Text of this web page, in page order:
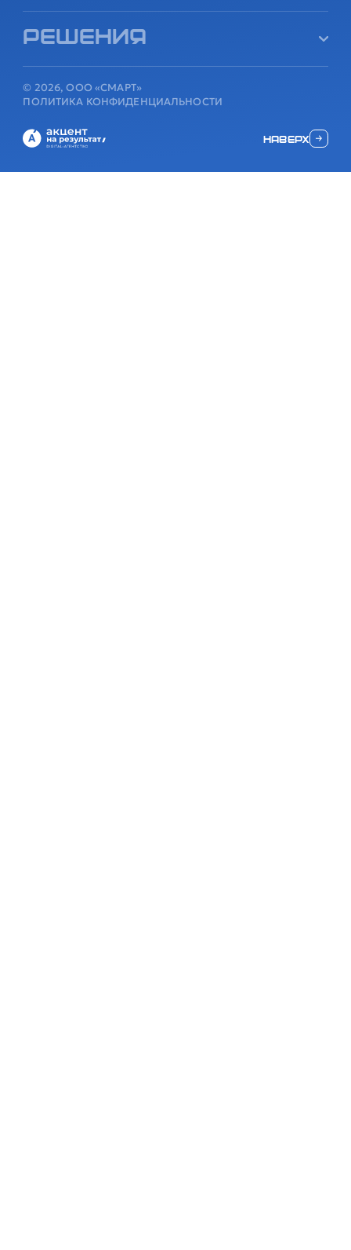
Решения
наверх
© 2026, ООО «СМАРТ»
ПОЛИТИКА КОНФИДЕНЦИАЛЬНОСТИ